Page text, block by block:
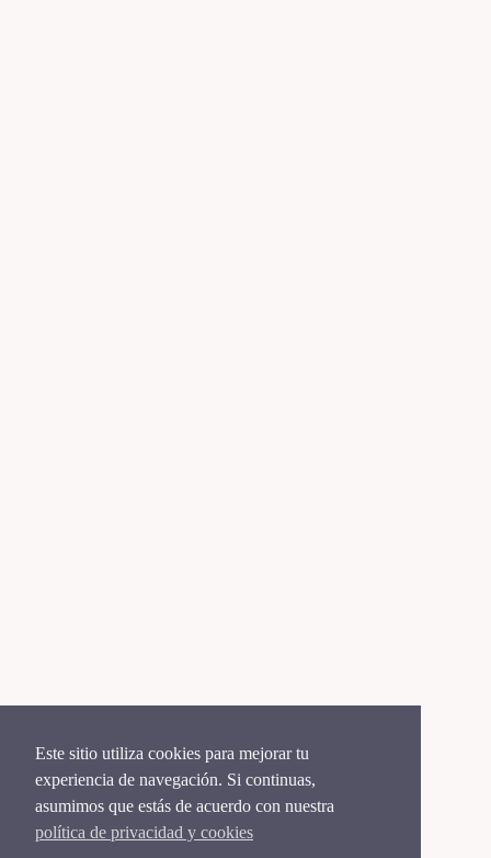
Este sitio utiliza cookies para mejorar tu
experiencia de navegación. Si continuas,
asumimos que estás de acuerdo con nuestra
política de privacidad y cookies